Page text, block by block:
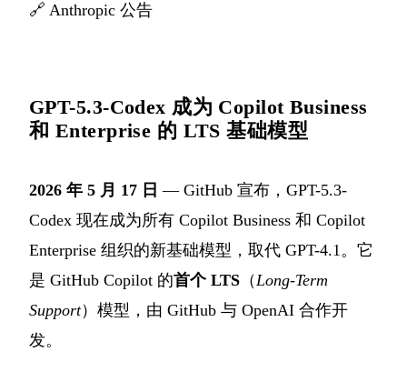
🔗 Anthropic 公告
GPT-5.3-Codex 成为 Copilot Business
和 Enterprise 的 LTS 基础模型
2026 年 5 月 17 日 — GitHub 宣布，GPT-5.3-
Codex 现在成为所有 Copilot Business 和 Copilot
Enterprise 组织的新基础模型，取代 GPT-4.1。它
是 GitHub Copilot 的首个 LTS （Long-Term
Support）模型，由 GitHub 与 OpenAI 合作开
发。